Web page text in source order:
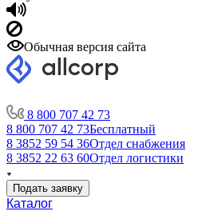
Обычная версия сайта
8 800 707 42 73
8 800 707 42 73Бесплатный
8 3852 59 54 36Отдел снабжения
8 3852 22 63 60Отдел логистики
Подать заявку
Каталог